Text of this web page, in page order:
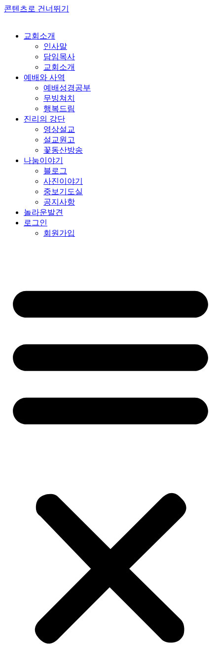
콘텐츠로 건너뛰기
교회소개
인사말
담임목사
교회소개
예배와 사역
예배성경공부
무빙쳐치
행복드림
진리의 강단
영상설교
설교원고
꽃동산방송
나눔이야기
블로그
사진이야기
중보기도실
공지사항
놀라운발견
로그인
회원가입